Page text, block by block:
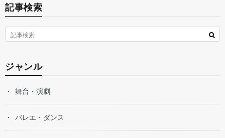
記事検索
ジャンル
舞台・演劇
バレエ・ダンス